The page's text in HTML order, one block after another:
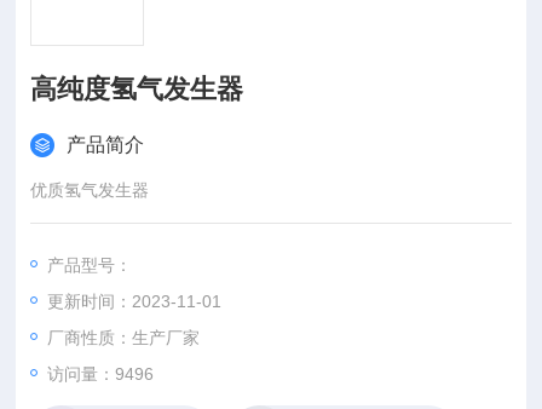
高纯度氢气发生器
产品简介
优质氢气发生器
产品型号：
更新时间：2023-11-01
厂商性质：生产厂家
访问量：9496